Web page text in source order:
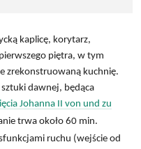
kaplicę, korytarz,
piętra, w tym
zrekonstruowaną kuchnię.
dawnej, będąca
Johanna II von und zu
trwa około 60 min.
ruchu (wejście od